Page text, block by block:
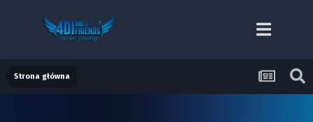
Strona główna